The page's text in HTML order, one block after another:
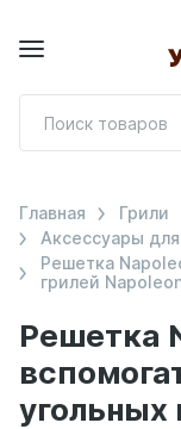
Решетка
угольных
Главная
Грили
Аксессуары
Решетка
грилей